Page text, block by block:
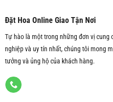
Đặt Hoa Online Giao Tận Nơi
Tự hào là một trong những đơn vị cung
nghiệp và uy tín nhất, chúng tôi mong
tưởng và ủng hộ của khách hàng.